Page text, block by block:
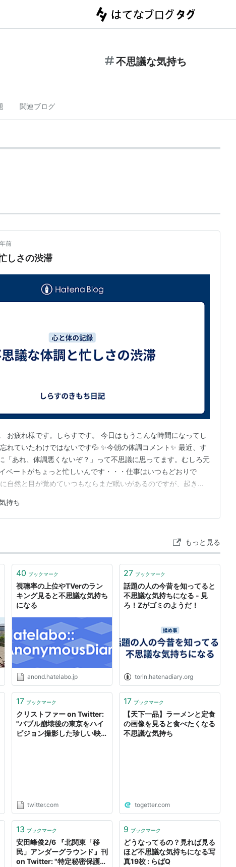
不思議な気持ち
関連ブログ
前
しさの渋滞
お疲れ様です。しらすです。 今日はもうこんな時間になってし
れていたわけではないです💦 ✨今朝の体調コメント✨ 最近、す
「あれ、体調悪くないぞ？」って不思議に思ってます。むしろ元
ベートがちょっと忙しいんです・・・仕事はいつもどおりで
自然と目が覚めていつもならまだ眠いがあるのですが、起きる
ちゃんと飲んでます！あと日中の眠気が今日はなかった。 今日
に、元気？な気分」 でも正…
持ち
もっと見る
40 ブックマーク
視聴率の上位やTVerのラン
キング見ると不思議な気持ち
になる
anond.hatelabo.jp
27 ブックマーク
話題の人の今昔を知ってると
不思議な気持ちになる - 見
ろ！Zがゴミのようだ！
torin.hatenadiary.org
17 ブックマーク
クリストファー on Twitter:
"バブル崩壊後の東京をハイ
ビジョン撮影した珍しい映像
人も今はもう40歳か。
https://t.co/NjWUeQgl0L"
twitter.com
17 ブックマーク
【天下一品】ラーメンと定食
の画像を見ると食べたくなる
不思議な気持ち
togetter.com
13 ブックマーク
安田峰俊2/6 『北関東「移
民」アンダーグラウンド』刊
on Twitter: "特定秘密保護法
9 ブックマーク
どうなってるの？見れば見る
ほど不思議な気持ちになる写
真19枚 : らばQ